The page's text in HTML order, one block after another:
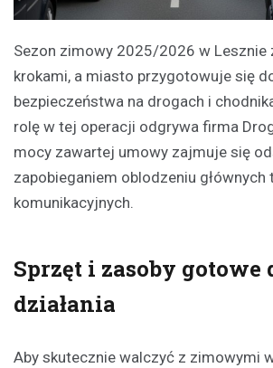
Sezon zimowy 2025/2026 w Lesznie
krokami, a miasto przygotowuje się
bezpieczeństwa na drogach i
rolę w tej operacji odgrywa firma
mocy zawartej umowy zajmuje się
zapobieganiem oblodzeniu głównych
komunikacyjnych.
Sprzęt i zasoby gotowe
działania
Aby skutecznie walczyć z zimowymi